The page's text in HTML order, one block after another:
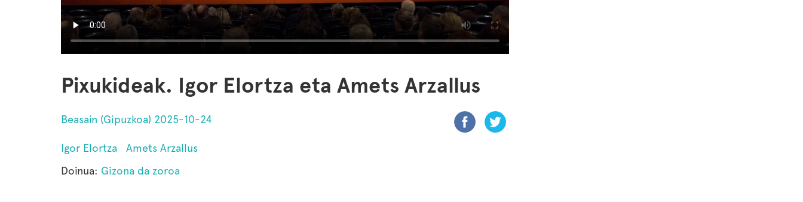
Pixukideak. Igor Elortza eta Amets Arzallus
Beasain (Gipuzkoa) 2025-10-24
Igor Elortza
Amets Arzallus
Doinua: Gizona da zoroa